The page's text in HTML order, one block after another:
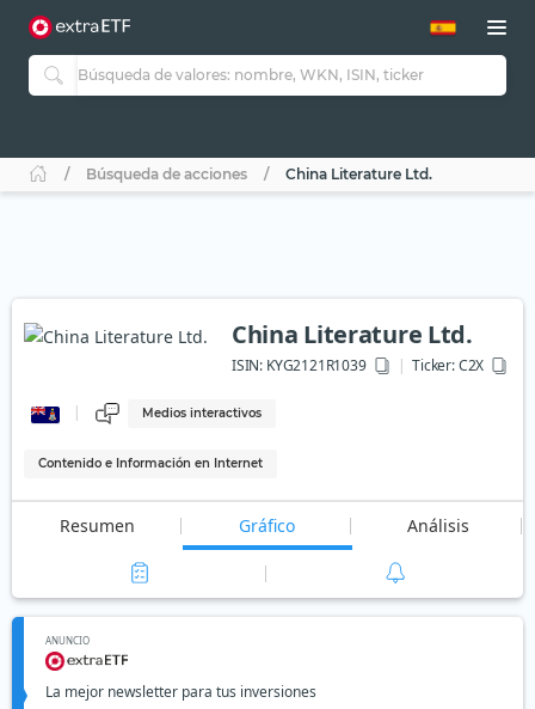
Búsqueda de acciones China Literature Ltd.
China Literature Ltd.
ISIN: KYG2121R1039 Ticker:C2X
Medios interactivos
Contenido e Información en Internet
Resumen Gráfico Análisis
ANUNCIO
La mejor newsletter para tus inversiones